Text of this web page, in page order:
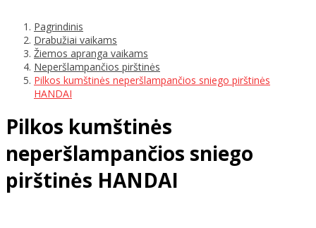
Pagrindinis
Drabužiai vaikams
Žiemos apranga vaikams
Neperšlampančios pirštinės
Pilkos kumštinės neperšlampančios sniego pirštinės
HANDAI
Pilkos kumštinės
neperšlampančios sniego
pirštinės HANDAI